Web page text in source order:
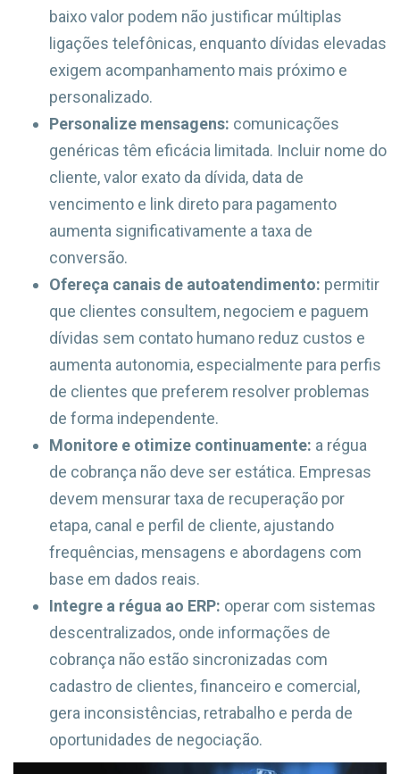
baixo valor podem não justificar múltiplas
ligações telefônicas, enquanto dívidas elevadas
exigem acompanhamento mais próximo e
personalizado.
Personalize mensagens: comunicações
genéricas têm eficácia limitada. Incluir nome do
cliente, valor exato da dívida, data de
vencimento e link direto para pagamento
aumenta significativamente a taxa de
conversão.
Ofereça canais de autoatendimento: permitir
que clientes consultem, negociem e paguem
dívidas sem contato humano reduz custos e
aumenta autonomia, especialmente para perfis
de clientes que preferem resolver problemas
de forma independente.
Monitore e otimize continuamente: a régua
de cobrança não deve ser estática. Empresas
devem mensurar taxa de recuperação por
etapa, canal e perfil de cliente, ajustando
frequências, mensagens e abordagens com
base em dados reais.
Integre a régua ao ERP: operar com sistemas
descentralizados, onde informações de
cobrança não estão sincronizadas com
cadastro de clientes, financeiro e comercial,
gera inconsistências, retrabalho e perda de
oportunidades de negociação.